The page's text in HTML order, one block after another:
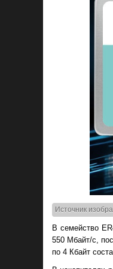
Источник
В семейство
550 Мбайт/с,
по 4 Кбайт